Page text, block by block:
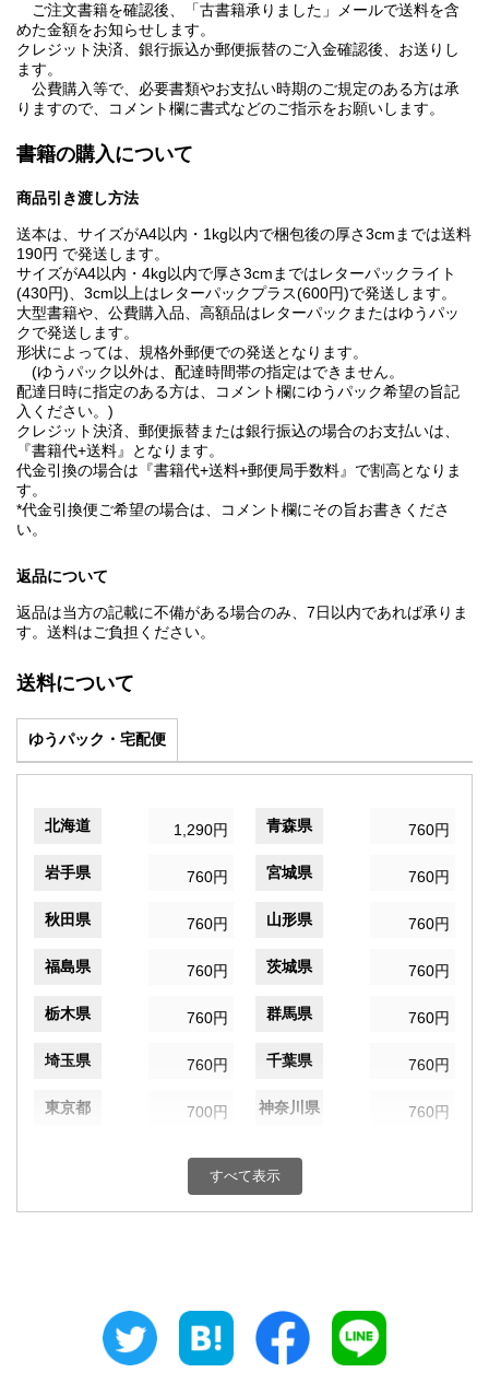
ご注文書籍を確認後、「古書籍承りました」メールで送料を含
めた金額をお知らせします。
クレジット決済、銀行振込か郵便振替のご入金確認後、お送りし
ます。
公費購入等で、必要書類やお支払い時期のご規定のある方は承
りますので、コメント欄に書式などのご指示をお願いします。
書籍の購入について
商品引き渡し方法
送本は、サイズがA4以内・1kg以内で梱包後の厚さ3cmまでは送料
190円 で発送します。
サイズがA4以内・4kg以内で厚さ3cmまではレターパックライト
(430円)、3cm以上はレターパックプラス(600円)で発送します。
大型書籍や、公費購入品、高額品はレターパックまたはゆうパッ
クで発送します。
形状によっては、規格外郵便での発送となります。
(ゆうパック以外は、配達時間帯の指定はできません。
配達日時に指定のある方は、コメント欄にゆうパック希望の旨記
入ください。)
クレジット決済、郵便振替または銀行振込の場合のお支払いは、
『書籍代+送料』となります。
代金引換の場合は『書籍代+送料+郵便局手数料』で割高となりま
す。
*代金引換便ご希望の場合は、コメント欄にその旨お書きくださ
い。
返品について
返品は当方の記載に不備がある場合のみ、7日以内であれば承りま
す。送料はご負担ください。
送料について
ゆうパック・宅配便
北海道 1,290円 青森県 760円
岩手県 760円 宮城県 760円
秋田県 760円 山形県 760円
福島県 760円 茨城県 760円
栃木県 760円 群馬県 760円
埼玉県 760円 千葉県 760円
東京都 700円 神奈川県 760円
760円 富山県
760円 三重県
すべて表示